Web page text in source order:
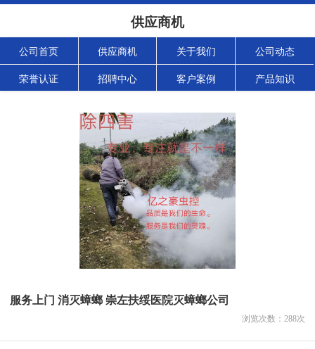
供应商机
公司首页 供应商机 关于我们 公司动态
荣誉认证 招聘中心 客户案例 产品知识
服务上门 消灭蟑螂 崇左扶绥医院灭蟑螂公司
浏览次数： 288次